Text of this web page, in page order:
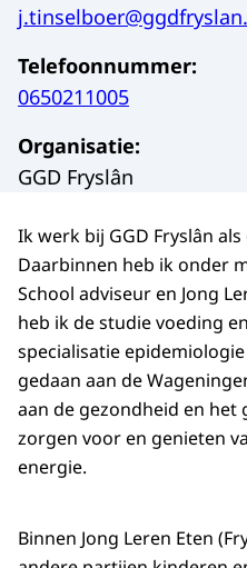
Telefoonnummer:
0650211005
Organisatie:
GGD Fryslân
Ik werk bij GGD Fryslân
Daarbinnen heb ik onder
School adviseur en Jong
heb ik de studie voeding
specialisatie
gedaan aan de
aan de gezondheid en het
zorgen voor en genieten
energie.
Binnen Jong Leren Eten